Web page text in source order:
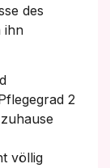
des
ihn
2
völlig